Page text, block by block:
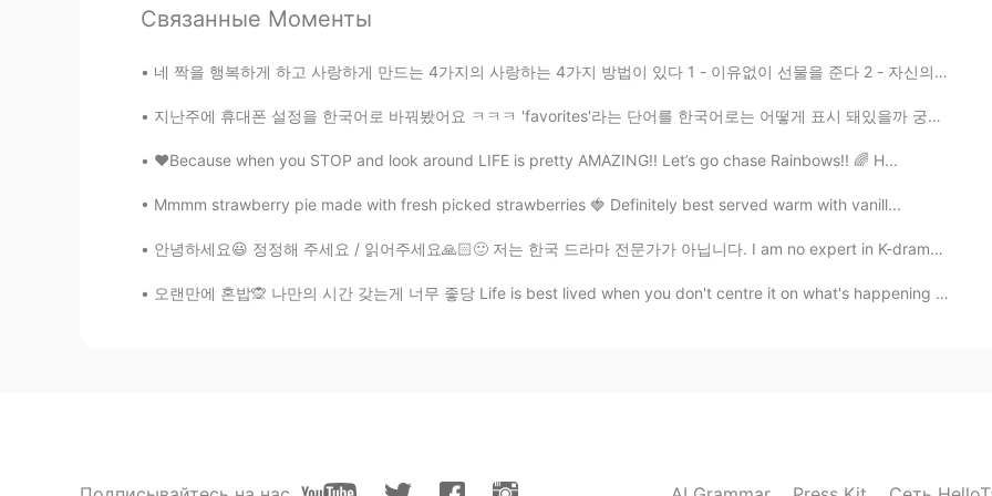
Mike 麦克儿 2020.04.13 22:02
Mike 麦克儿 2020.04.13 22:02
Связанные Моменты
네 짝을 행복하게 하고 사랑하게 만드는 4가지의 사랑하는 4가지 방법이 있다 1 - 이유없이 선물을 준다 2 - 자신의 모든 시간을 내어준다 3 - 사랑스런 말들을 해주며 사...
지난주에 휴대폰 설정을 한국어로 바꿔봤어요 ㅋㅋㅋ 'favorites'라는 단어를 한국어로는 어떻게 표시 돼있을까 궁금했었거든요 '좋아요'나 '북마크' 같은 단어를 쓰지 않을...
❤️Because when you STOP and look around LIFE is pretty AMAZING!! Let’s go chase Rainbows!! 🌈 H...
Mmmm strawberry pie made with fresh picked strawberries 🍓 Definitely best served warm with vanill...
안녕하세요😃 정정해 주세요 / 읽어주세요🙏🏻🙂 저는 한국 드라마 전문가가 아닙니다. I am no expert in K-dramas. 방금 이태원 클라쓰 마지막 회를 ...
오랜만에 혼밥🙊 나만의 시간 갖는게 너무 좋당 Life is best lived when you don't centre it on what's happening around...